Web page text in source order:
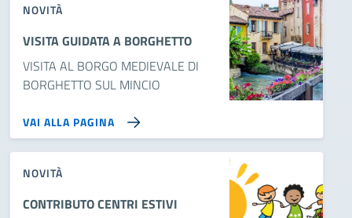
NOVITÀ
VISITA GUIDATA A BORGHETTO
VISITA AL BORGO MEDIEVALE DI
BORGHETTO SUL MINCIO
VAI ALLA PAGINA
NOVITÀ
CONTRIBUTO CENTRI ESTIVI